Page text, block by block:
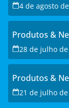
4 de agosto
Produtos &
28 de julho
Produtos &
21 de julho